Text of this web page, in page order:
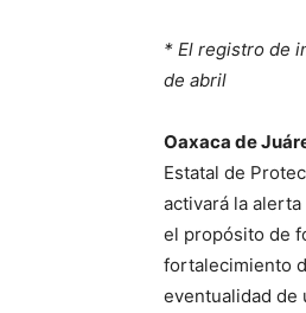
* El registro de
de abril
Oaxaca de
Estatal de
activará la
el propósito de
fortalecimiento
eventualidad de